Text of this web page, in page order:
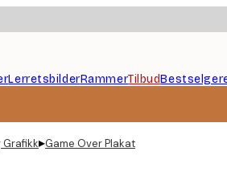
LerretsbilderRammerTilbud
▸Game Over Plakat